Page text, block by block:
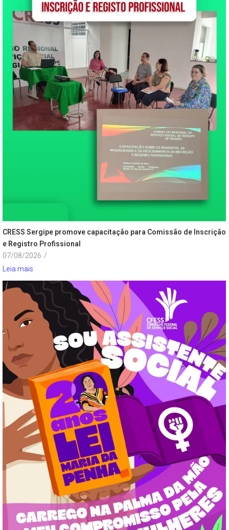
CRESS Sergipe promove capacitação para Comissão de Inscrição
e Registro Profissional
07/08/2026 /
Leia mais